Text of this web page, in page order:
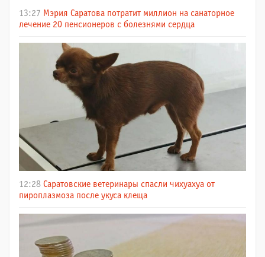
13:27 Мэрия Саратова потратит миллион на санаторное
лечение 20 пенсионеров с болезнями сердца
12:28 Саратовские ветеринары спасли чихуахуа от
пироплазмоза после укуса клеща